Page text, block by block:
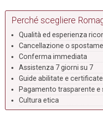
Perché scegliere
Qualità ed esperienza
Cancellazione o
Conferma immediata
Assistenza 7 giorni su 7
Guide abilitate e certificate
Pagamento trasparente e
Cultura etica